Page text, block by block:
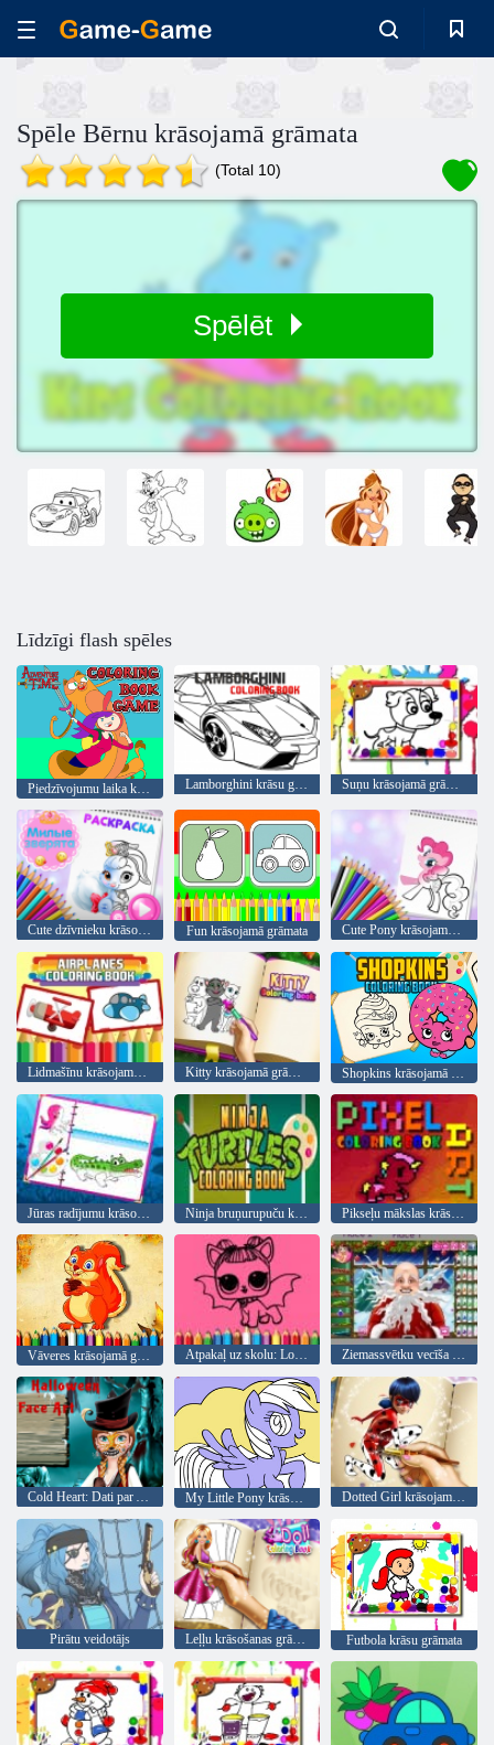
Spēle Bērnu krāsojamā grāmata
(Total 10)
Spēlēt
Līdzīgi flash spēles
Piedzīvojumu laika krāsu grāmata Lamborghini krāsu grāmata Suņu krāsojamā grāmata
Fun krāsojamā grāmata
Kitty krāsojamā grāmata Shopkins krāsojamā grāmata
Jūras radījumu krāsojamā grāmata Ninja bruņurupuču krāsojamā grāmata Pikseļu mākslas krāsojamā grāmata
Vāveres krāsojamā grāmata Atpakaļ uz skolu: Lol krāsojamā grāmata Ziemassvētku vecīša Real frizūras
My Little Pony krāsojamā grāmata
Pirātu veidotājs Leļļu krāsošanas grāmata Futbola krāsu grāmata